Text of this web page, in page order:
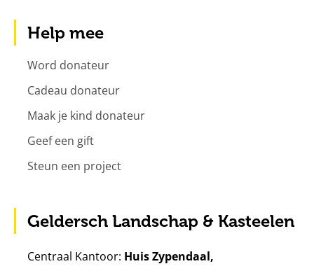
Help mee
Word donateur
Cadeau donateur
Maak je kind donateur
Geef een gift
Steun een project
Geldersch Landschap & Kasteelen
Centraal Kantoor: Huis Zypendaal,